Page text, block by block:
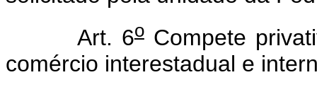
Art. 6oCompete
comércio interestadual e